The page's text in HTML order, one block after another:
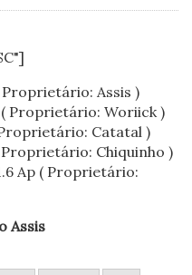
Assis )
Proprietário: Woriick )
Catatal )
Chiquinho )
Ap ( Proprietário:
Assis